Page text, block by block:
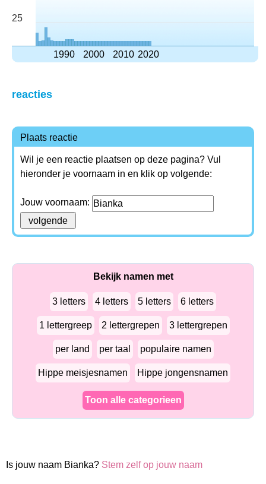
25
1990 2000 2010 2020
reacties
Plaats reactie
Wil je een reactie plaatsen op deze pagina? Vul
hieronder je voornaam in en klik op volgende:
Jouw voornaam:
Bekijk namen met
3 letters 4 letters 5 letters 6 letters
1 lettergreep 2 lettergrepen 3 lettergrepen
per land per taal populaire namen
Hippe meisjesnamen Hippe jongensnamen
Toon alle categorieen
Is jouw naam Bianka? Stem zelf op jouw naam